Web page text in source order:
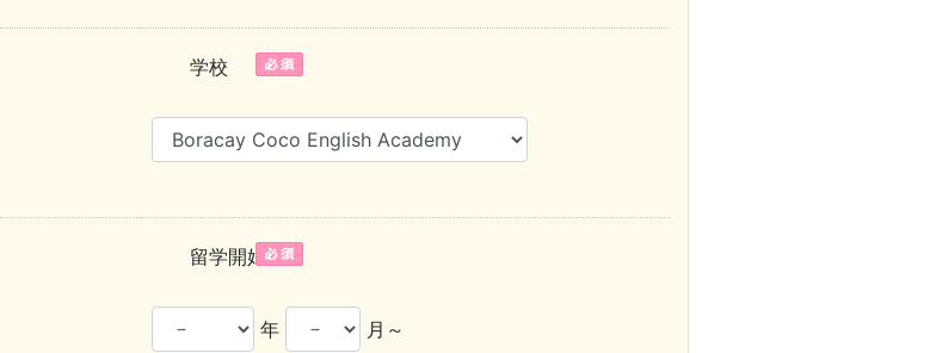
学校
留学開始時期
年 月～